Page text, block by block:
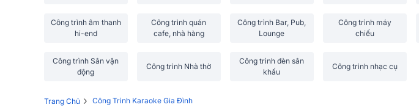
Công trình âm thanh
hi-end
Công trình quán
cafe, nhà hàng
Công trình Bar, Pub,
Lounge
Công trình máy
chiếu
Công trình Sân vận
động
Công trình Nhà thờ
Công trình đèn sân
khấu
Công trình nhạc cụ
Trang Chủ › Công Trình Karaoke Gia Đình